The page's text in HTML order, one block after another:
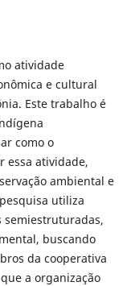
atividade
e cultural
Este trabalho é
como o
essa atividade,
ambiental e
utiliza
semiestruturadas,
buscando
da cooperativa
a organização